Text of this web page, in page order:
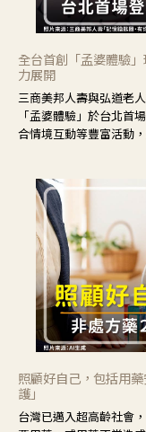
全台首創「孟婆體驗
力展開
三商美邦人壽與弘道老
「孟婆體驗」於台北首
合情境互動等豐富活動
照顧好自己，包括用
護」
台灣已邁入超高齡社會